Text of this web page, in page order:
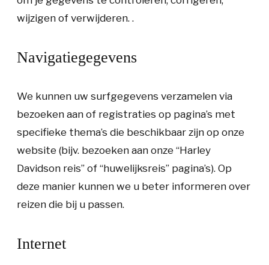
wijzigen of verwijderen. .
Navigatiegegevens
We kunnen uw surfgegevens verzamelen via
bezoeken aan of registraties op pagina’s met
specifieke thema’s die beschikbaar zijn op onze
website (bijv. bezoeken aan onze “Harley
Davidson reis” of “huwelijksreis” pagina’s). Op
deze manier kunnen we u beter informeren over
reizen die bij u passen.
Internet